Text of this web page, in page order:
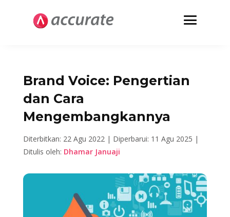
Brand Voice: Pengertian
dan Cara
Mengembangkannya
Diterbitkan: 22 Agu 2022 | Diperbarui: 11 Agu 2025 |
Ditulis oleh: Dhamar Januaji